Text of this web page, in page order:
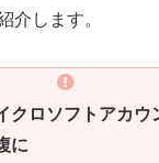
介します。
クロソフトアカウ
に